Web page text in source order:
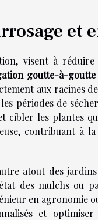
et
visent à
goutte-à-goutte
aux racines
périodes de
cibler les plantes
contribuant à la
atout des
des mulchs ou
en agronomie
et